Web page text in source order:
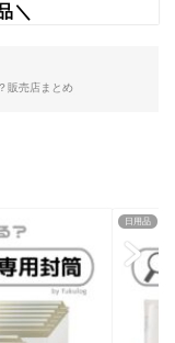
＼
販売店まとめ
日用品